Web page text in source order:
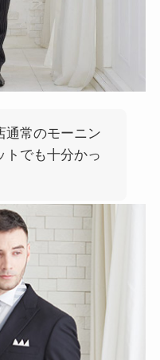
通常のモーニン
トでも十分かっ